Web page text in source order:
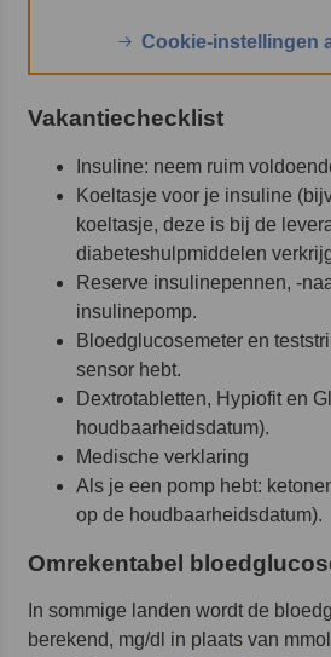
Cookie-instellingen
Vakantiechecklist
Insuline: neem ruim
Koeltasje voor je insuline
koeltasje, deze is bij de
diabeteshulpmiddelen
Reserve insulinepennen, -
insulinepomp.
Bloedglucosemeter en
sensor hebt.
Dextrotabletten, Hypiofit en
houdbaarheidsdatum).
Medische verklaring
Als je een pomp hebt:
op de houdbaarheidsdatum).
Omrekentabel
In sommige landen wordt de
berekend, mg/dl in plaats van